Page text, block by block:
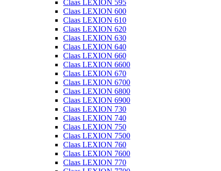
Claas LEXION 595
Claas LEXION 600
Claas LEXION 610
Claas LEXION 620
Claas LEXION 630
Claas LEXION 640
Claas LEXION 660
Claas LEXION 6600
Claas LEXION 670
Claas LEXION 6700
Claas LEXION 6800
Claas LEXION 6900
Claas LEXION 730
Claas LEXION 740
Claas LEXION 750
Claas LEXION 7500
Claas LEXION 760
Claas LEXION 7600
Claas LEXION 770